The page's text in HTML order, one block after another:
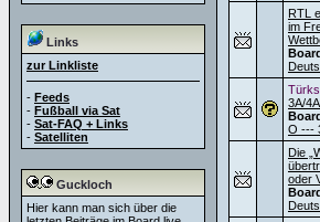
Links
zur Linkliste
- Feeds
- Fußball via Sat
- Sat-FAQ + Links
- Satelliten
Guckloch
Hier kann man sich über die
RTL
im
3A/
O ---
Die
oder